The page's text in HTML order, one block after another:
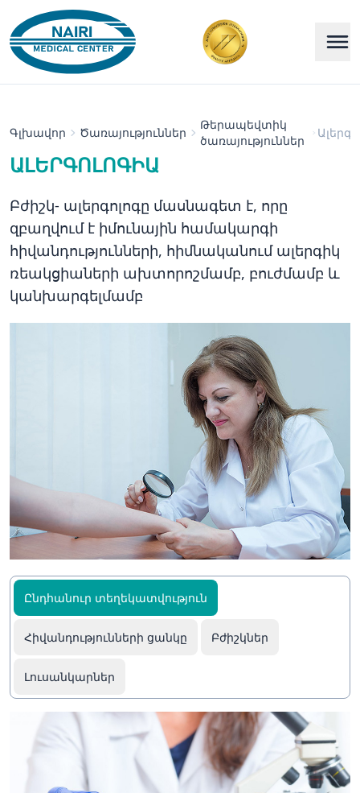
Գլխավոր Ծառայություններ
Թերապեվտիկ
ծառայություններ
ԱԼԵՐԳՈԼՈԳԻԱ
Բժիշկ- ալերգոլոգը մասնագետ է, որը
զբաղվում է իմունային համակարգի
հիվանդությունների, հիմնականում ալերգիկ
ռեակցիաների ախտորոշմամբ, բուժմամբ և
կանխարգելմամբ
Ընդհանուր տեղեկատվություն
Հիվանդությունների ցանկը Բժիշկներ
Լուսանկարներ